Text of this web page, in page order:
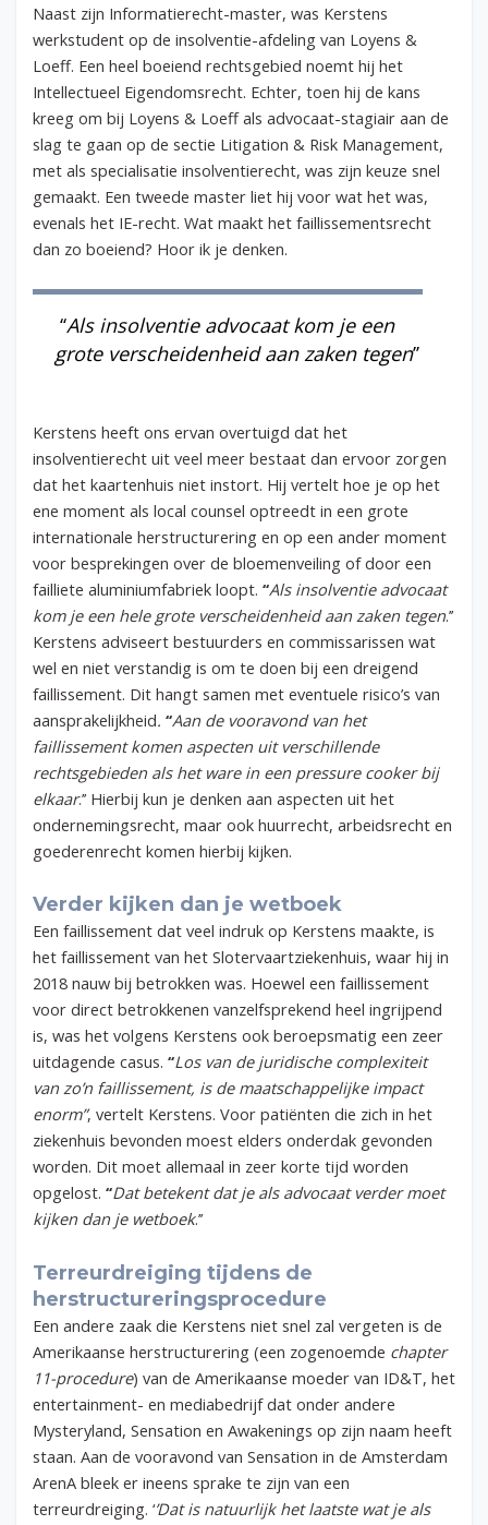
Naast zijn Informatierecht-master, was Kerstens
werkstudent op de insolventie-afdeling van Loyens &
Loeff. Een heel boeiend rechtsgebied noemt hij het
Intellectueel Eigendomsrecht. Echter, toen hij de kans
kreeg om bij Loyens & Loeff als advocaat-stagiair aan de
slag te gaan op de sectie Litigation & Risk Management,
met als specialisatie insolventierecht, was zijn keuze snel
gemaakt. Een tweede master liet hij voor wat het was,
evenals het IE-recht. Wat maakt het faillissementsrecht
dan zo boeiend? Hoor ik je denken.
‘‘Als insolventie advocaat kom je een
grote verscheidenheid aan zaken tegen’’
Kerstens heeft ons ervan overtuigd dat het
insolventierecht uit veel meer bestaat dan ervoor zorgen
dat het kaartenhuis niet instort. Hij vertelt hoe je op het
ene moment als local counsel optreedt in een grote
internationale herstructurering en op een ander moment
voor besprekingen over de bloemenveiling of door een
failliete aluminiumfabriek loopt. ‘‘Als insolventie advocaat
kom je een hele grote verscheidenheid aan zaken tegen.’’
Kerstens adviseert bestuurders en commissarissen wat
wel en niet verstandig is om te doen bij een dreigend
faillissement. Dit hangt samen met eventuele risico’s van
aansprakelijkheid. ‘‘Aan de vooravond van het
faillissement komen aspecten uit verschillende
rechtsgebieden als het ware in een pressure cooker bij
elkaar.’’ Hierbij kun je denken aan aspecten uit het
ondernemingsrecht, maar ook huurrecht, arbeidsrecht en
goederenrecht komen hierbij kijken.
Verder kijken dan je wetboek
Een faillissement dat veel indruk op Kerstens maakte, is
het faillissement van het Slotervaartziekenhuis, waar hij in
2018 nauw bij betrokken was. Hoewel een faillissement
voor direct betrokkenen vanzelfsprekend heel ingrijpend
is, was het volgens Kerstens ook beroepsmatig een zeer
uitdagende casus. ‘‘Los van de juridische complexiteit
van zo’n faillissement, is de maatschappelijke impact
enorm”, vertelt Kerstens. Voor patiënten die zich in het
ziekenhuis bevonden moest elders onderdak gevonden
worden. Dit moet allemaal in zeer korte tijd worden
opgelost. ‘‘Dat betekent dat je als advocaat verder moet
kijken dan je wetboek.’’
Terreurdreiging tijdens de
herstructureringsprocedure
Een andere zaak die Kerstens niet snel zal vergeten is de
Amerikaanse herstructurering (een zogenoemde chapter
11-procedure) van de Amerikaanse moeder van ID&T, het
entertainment- en mediabedrijf dat onder andere
Mysteryland, Sensation en Awakenings op zijn naam heeft
staan. Aan de vooravond van Sensation in de Amsterdam
ArenA bleek er ineens sprake te zijn van een
terreurdreiging. ‘’Dat is natuurlijk het laatste wat je als